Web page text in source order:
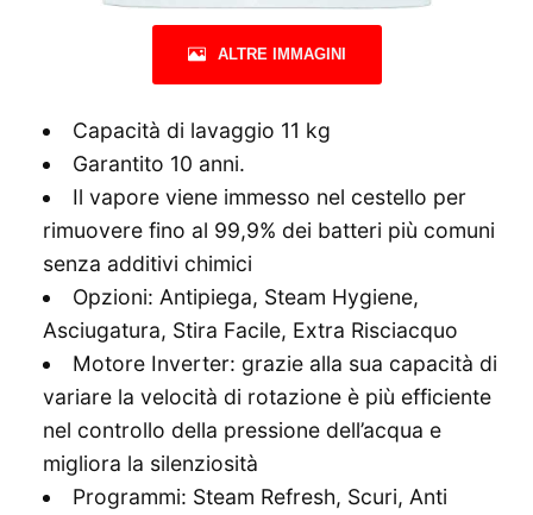
ALTRE IMMAGINI
Capacità di lavaggio 11 kg
Garantito 10 anni.
Il vapore viene immesso nel cestello per
rimuovere fino al 99,9% dei batteri più comuni
senza additivi chimici
Opzioni: Antipiega, Steam Hygiene,
Asciugatura, Stira Facile, Extra Risciacquo
Motore Inverter: grazie alla sua capacità di
variare la velocità di rotazione è più efficiente
nel controllo della pressione dell’acqua e
migliora la silenziosità
Programmi: Steam Refresh, Scuri, Anti